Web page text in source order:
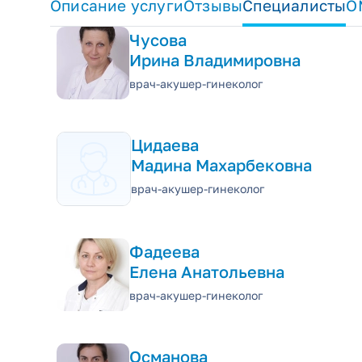
Описание услугиОтзывыСпециалисты
Чусова
Ирина Владимировна
врач-акушер-гинеколог
Цидаева
Мадина Махарбековна
врач-акушер-гинеколог
Фадеева
Елена Анатольевна
врач-акушер-гинеколог
Османова